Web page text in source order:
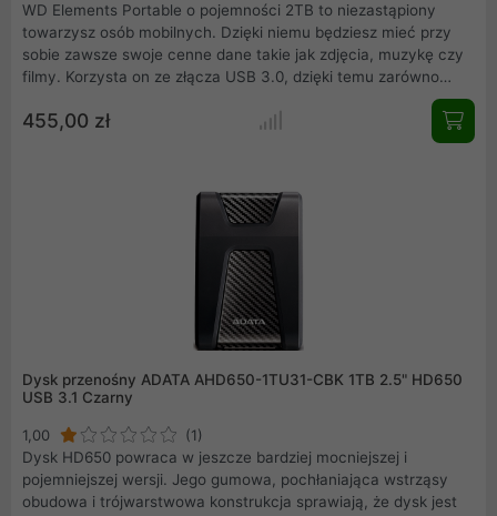
WD Elements Portable o pojemności 2TB to niezastąpiony
towarzysz osób mobilnych. Dzięki niemu będziesz mieć przy
sobie zawsze swoje cenne dane takie jak zdjęcia, muzykę czy
filmy. Korzysta on ze złącza USB 3.0, dzięki temu zarówno
odczytywanie jak i zapis danych trwa niezwykle krótko. Dysk
bez problemu podłączysz również do urządzeń obsługujących
455,00 zł
Dysk przenośny ADATA AHD650-1TU31-CBK 1TB 2.5" HD650
USB 3.1 Czarny
1,00
(1)
Dysk HD650 powraca w jeszcze bardziej mocniejszej i
pojemniejszej wersji. Jego gumowa, pochłaniająca wstrząsy
obudowa i trójwarstwowa konstrukcja sprawiają, że dysk jest